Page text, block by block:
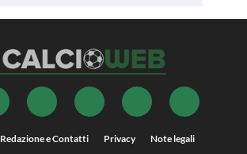
Redazione e Contatti Privacy Note legali